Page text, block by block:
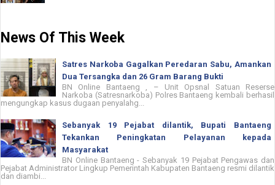
News Of This Week
Satres Narkoba Gagalkan Peredaran Sabu, Amankan
Dua Tersangka dan 26 Gram Barang Bukti
BN Online Bantaeng , – Unit Opsnal Satuan Reserse
Narkoba (Satresnarkoba) Polres Bantaeng kembali berhasil
mengungkap kasus dugaan penyalahg...
Sebanyak 19 Pejabat dilantik, Bupati Bantaeng
Tekankan Peningkatan Pelayanan kepada
Masyarakat
BN Online Bantaeng - Sebanyak 19 Pejabat Pengawas dan
Pejabat Administrator Lingkup Pemerintah Kabupaten Bantaeng resmi dilantik
dan diambi...